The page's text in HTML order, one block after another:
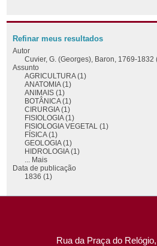
Refinar meus resultados
Autor
Cuvier, G. (Georges), Baron, 1769-1832
Assunto
AGRICULTURA (1)
ANATOMIA (1)
ANIMAIS (1)
BOTÂNICA (1)
CIRURGIA (1)
FISIOLOGIA (1)
FISIOLOGIA VEGETAL (1)
FÍSICA (1)
GEOLOGIA (1)
HIDROLOGIA (1)
... Mais
Data de publicação
1836 (1)
Rua da Praça do